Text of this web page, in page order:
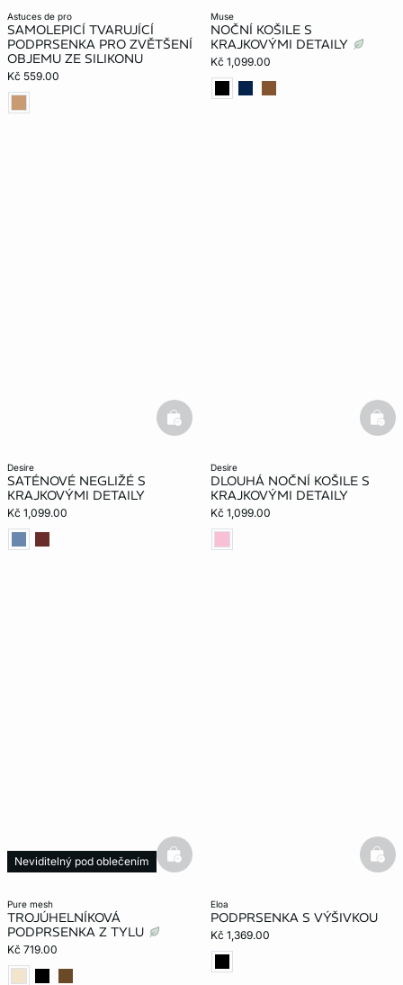
astuces de pro
SAMOLEPICÍ TVARUJÍCÍ
PODPRSENKA PRO ZVĚTŠENÍ
OBJEMU ZE SILIKONU
Kč 559.00
muse
NOČNÍ KOŠILE S
KRAJKOVÝMI DETAILY
Kč 1,099.00
desire
SATÉNOVÉ NEGLIŽÉ S
KRAJKOVÝMI DETAILY
Kč 1,099.00
basketfull
desire
DLOUHÁ NOČNÍ KOŠILE S
KRAJKOVÝMI DETAILY
Kč 1,099.00
pure mesh
TROJÚHELNÍKOVÁ
PODPRSENKA Z TYLU
Kč 719.00
Neviditelný pod oblečením basketfull
eloa
PODPRSENKA S VÝŠIVKOU
Kč 1,369.00